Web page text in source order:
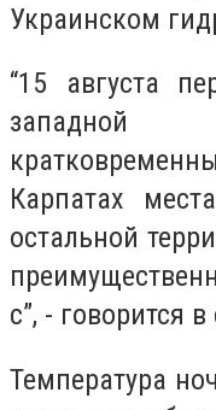
Украинском
“15 августа
Карпатах
остальной
с”, - говорится
Температура